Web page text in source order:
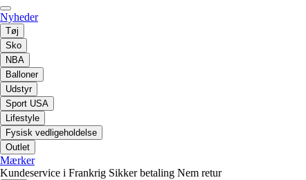
Nyheder
Tøj
Sko
NBA
Balloner
Udstyr
Sport USA
Lifestyle
Fysisk vedligeholdelse
Outlet
Mærker
Kundeservice i Frankrig Sikker betaling Nem retur